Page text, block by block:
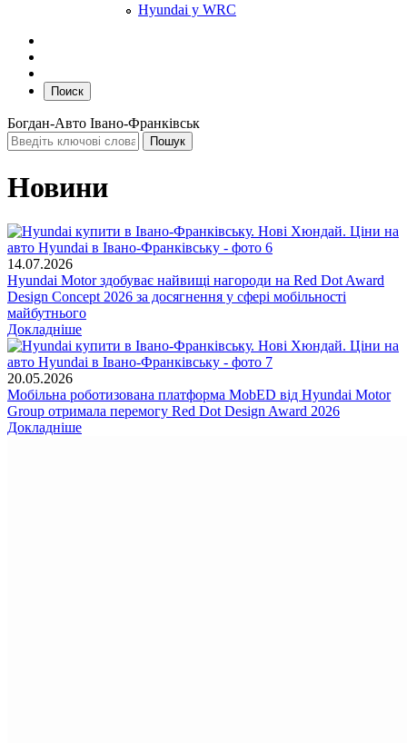
Hyundai у WRC
Поиск
Богдан-Авто Івано-Франківськ
Новини
14.07.2026
Hyundai Motor здобуває найвищі нагороди на Red Dot Award
Design Concept 2026 за досягнення у сфері мобільності
майбутнього
Докладніше
20.05.2026
Мобільна роботизована платформа MobED від Hyundai Motor
Group отримала перемогу Red Dot Design Award 2026
Докладніше